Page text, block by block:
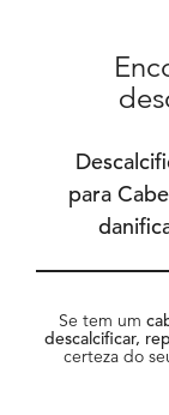
para
Se tem um
descalcificar,
certeza do